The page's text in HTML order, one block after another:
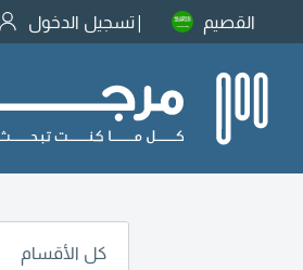
القصيم تسجيل الدخول
كل الأقسام